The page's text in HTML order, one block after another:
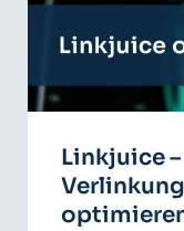
Linkjuice